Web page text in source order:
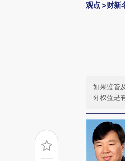
观点 >财新
如果监管
分权益是